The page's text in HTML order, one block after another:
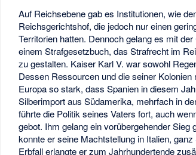
Auf Reichsebene gab es Institutionen, wie
Reichsgerichtshof, die jedoch nur einen
Territorien hatten. Dennoch gelang es mit der
einem Strafgesetzbuch, das Strafrecht im
zu gestalten. Kaiser Karl V. war sowohl
Dessen Ressourcen und die seiner
Europa so stark, dass Spanien in diesem
Silberimport aus Südamerika, mehrfach in
führte die Politik seines Vaters fort, auch
gebot. Ihm gelang ein vorübergehender
konnte er seine Machtstellung in Italien, ganz
Erbfall erlangte er zum Jahrhundertende